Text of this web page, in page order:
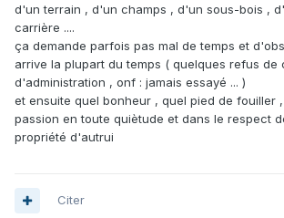
d'un terrain , d'un champs , d'un sous-bois ,
carrière ....
ça demande parfois pas mal de temps et
arrive la plupart du temps ( quelques refus de
d'administration , onf : jamais essayé ... )
et ensuite quel bonheur , quel pied de fouiller
passion en toute quiètude et dans le respect
propriété d'autrui
Citer